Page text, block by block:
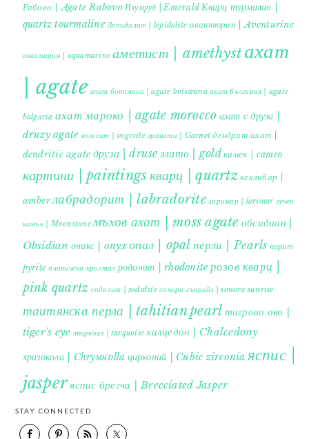
Рабово | Agate Rabovo Изумруд | Emerald Кварц турмалин |
quartz tourmaline Лепидолит | lepidolite авантюрин | Aventurine
аквамарин | aquamarine аметист | amethystахат
| agate ахат ботсвана | agate botswana ахат българия | agate
bulgaria ахат мароко | agate morocco ахат с друза |
druzy agate вогесит | vogesite гранати | Garnet дендрит ахат |
dendritic agate друза | druse злато | gold камея | cameo
картини | paintings кварц | quartzкехлибар |
amberлабрадорит | labradorite ларимар | larimar лунен
камък | Moonstone мъхов ахат | moss agate обсидиан |
Obsidian оникс | onyxопал | opal перли | Pearls пирит |
pyrite планински кристал родонит | rhodonite розов кварц |
pink quartz содалит | sodalite сонора сънрайз | sonora sunrise
таитянска перла | tahitian pearl тигрово око |
tiger's eye тюркоаз | turquoise халцедон | Chalcedony
хризокола | Chrysocolla цирконий | Cubic zirconia яспис |
jasperяспис брегча | Brecciated Jasper
STAY CONNECTED